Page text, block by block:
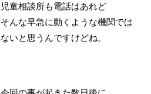
児童相談所も電話はあれど
そんな早急に動くような機関では
ないと思うんですけどね。